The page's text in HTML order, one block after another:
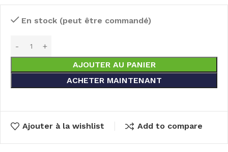
En stock (peut être commandé)
AJOUTER AU PANIER
ACHETER MAINTENANT
Ajouter à la wishlist Add to compare